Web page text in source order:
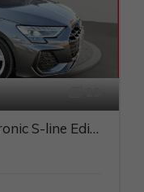
AUDI A3 SPB 2.0 TDI 150 S-tronic S-line Edition (MATRIX+PELLE+NAVI)